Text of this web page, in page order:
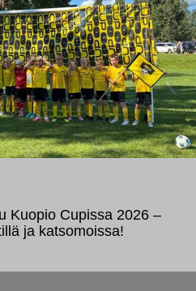
Kuopio Cupissa 2026 –
ja katsomoissa!